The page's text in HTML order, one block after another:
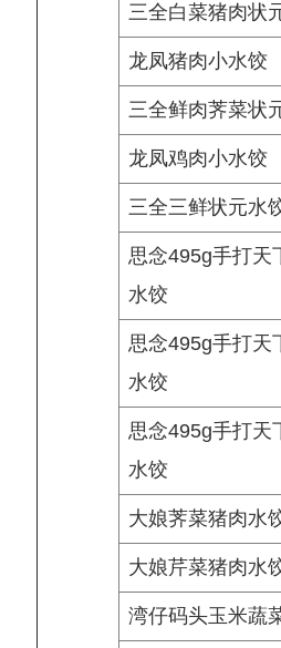
三全白菜猪肉状
龙凤猪肉小水饺
三全鲜肉荠菜状
龙凤鸡肉小水饺
三全三鲜状元水
思念495g手打天
水饺
思念495g手打天
水饺
思念495g手打天
水饺
大娘荠菜猪肉水
大娘芹菜猪肉水
湾仔码头玉米蔬